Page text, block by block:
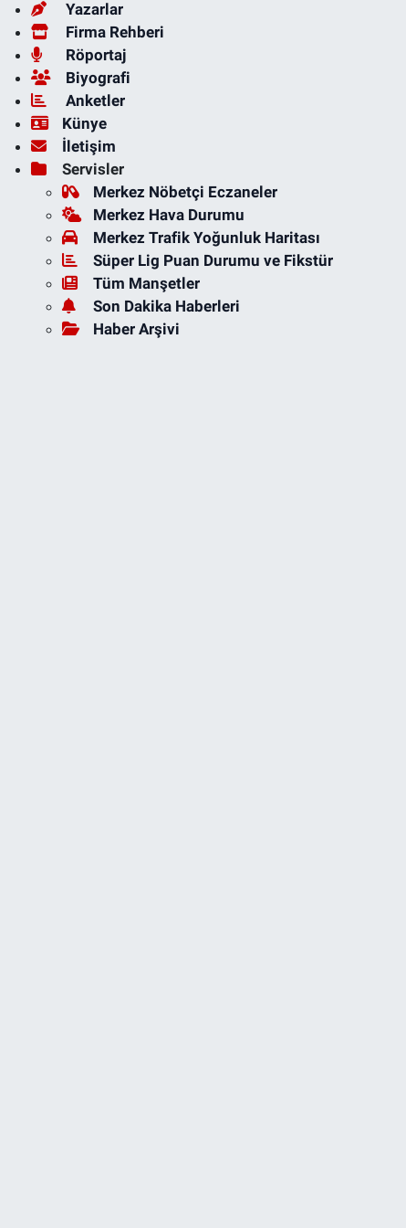
Yazarlar
Firma Rehberi
Röportaj
Biyografi
Anketler
Künye
İletişim
Servisler
Merkez Nöbetçi Eczaneler
Merkez Hava Durumu
Merkez Trafik Yoğunluk Haritası
Süper Lig Puan Durumu ve Fikstür
Tüm Manşetler
Son Dakika Haberleri
Haber Arşivi